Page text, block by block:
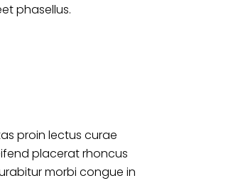
phasellus.
proin lectus curae
placerat rhoncus
morbi congue in